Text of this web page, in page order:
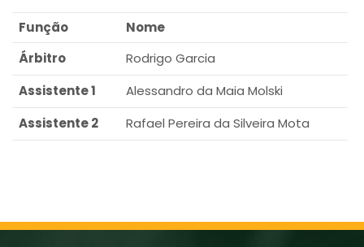
Função
Nome
Árbitro
Rodrigo Garcia
Assistente 1
Alessandro da Maia Molski
Assistente 2
Rafael Pereira da Silveira Mota